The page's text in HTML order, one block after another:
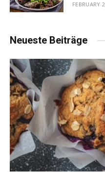
FEBRUARY
Neueste Beiträge